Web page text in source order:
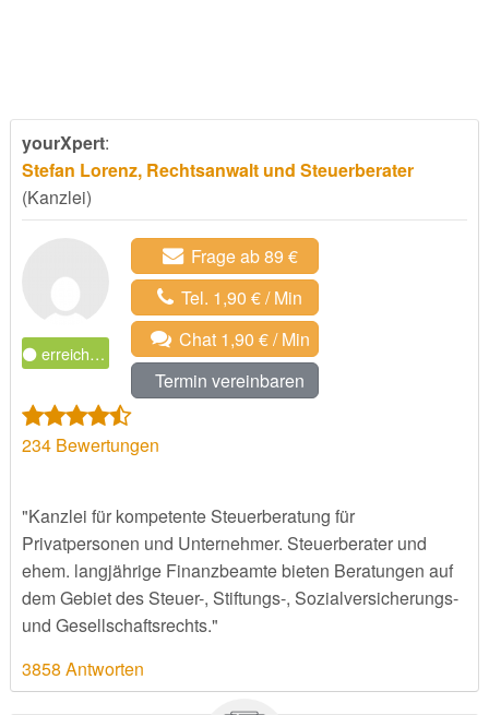
yourXpert:
Stefan Lorenz, Rechtsanwalt und Steuerberater
(Kanzlei)
erreichbar
Frage ab 89 €
Tel. 1,90 € / Min
Chat 1,90 € / Min
Termin vereinbaren
234Bewertungen
"Kanzlei für kompetente Steuerberatung für
Privatpersonen und Unternehmer. Steuerberater und
ehem. langjährige Finanzbeamte bieten Beratungen auf
dem Gebiet des Steuer-, Stiftungs-, Sozialversicherungs-
und Gesellschaftsrechts."
3858 Antworten